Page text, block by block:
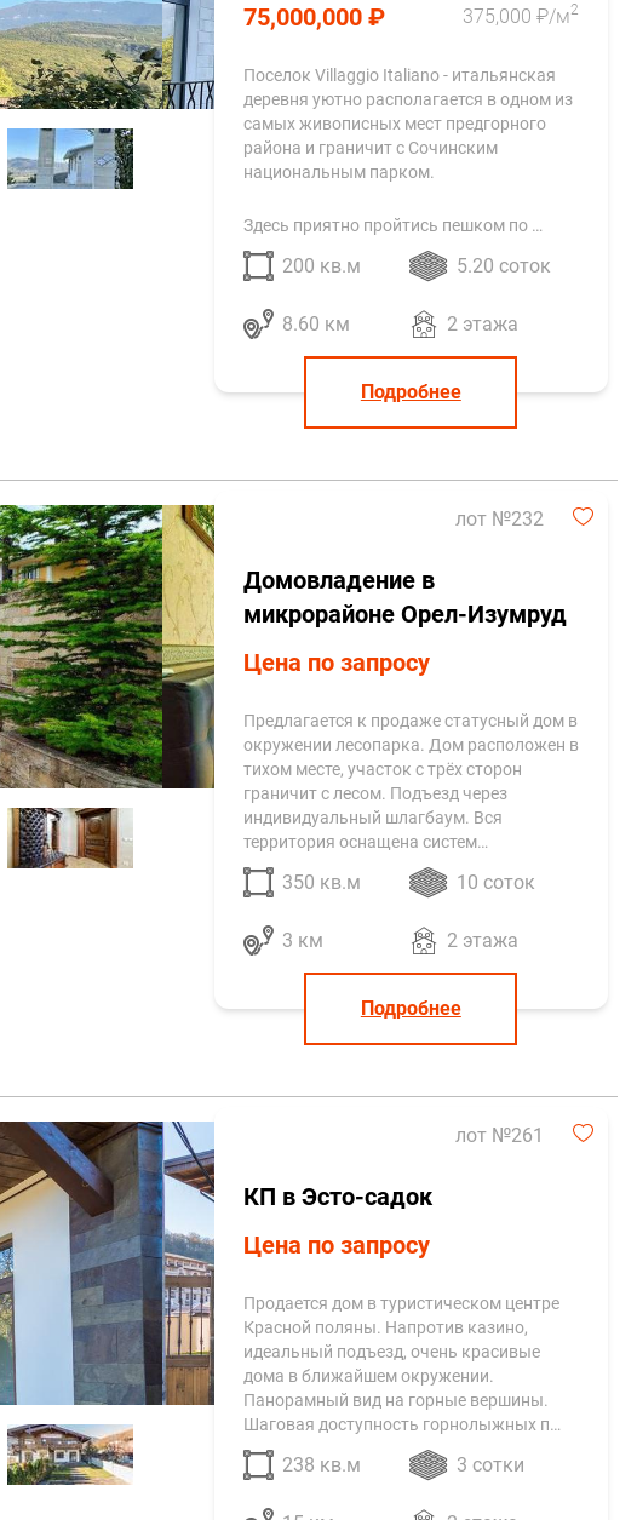
75,000,000 ₽
375,000 ₽/м2
Поселок Villaggio Italiano - итальянская
деревня уютно располагается в одном из
самых живописных мест предгорного
района и граничит с Сочинским
национальным парком.
Здесь приятно пройтись пешком по …
200 кв.м 5.20 соток
8.60 км 2 этажа
Подробнее
лот №232
Домовладение в
микрорайоне Орел-Изумруд
Цена по запросу
Предлагается к продаже статусный дом в
окружении лесопарка. Дом расположен в
тихом месте, участок с трёх сторон
граничит с лесом. Подъезд через
индивидуальный шлагбаум. Вся
территория оснащена систем…
350 кв.м 10 соток
3 км 2 этажа
Подробнее
лот №261
КП в Эсто-садок
Цена по запросу
Продается дом в туристическом центре
Красной поляны. Напротив казино,
идеальный подъезд, очень красивые
дома в ближайшем окружении.
Панорамный вид на горные вершины.
Шаговая доступность горнолыжных п…
238 кв.м 3 сотки